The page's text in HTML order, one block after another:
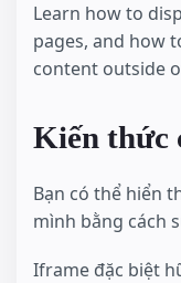
Learn how to
pages, and how
content outside
Kiến thức
Bạn có thể hiển
mình bằng cách
Iframe đặc biệt